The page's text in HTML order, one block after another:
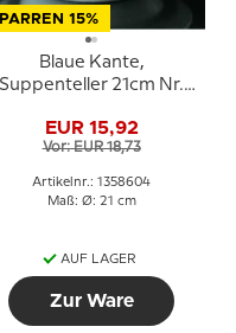
15%
Blaue Kante,
Suppenteller 21cm Nr.
Copenhagen
EUR 15,92
Vor: EUR 18,73
Artikelnr.: 1358604
Maß: Ø: 21 cm
AUF LAGER
Zur Ware